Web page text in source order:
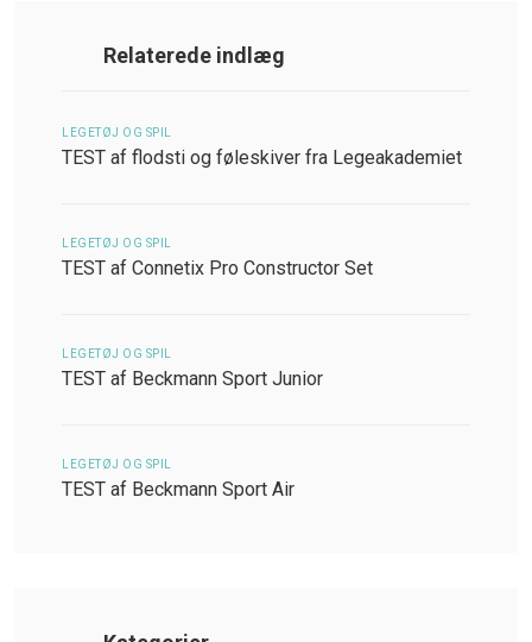
Relaterede indlæg
LEGETØJ OG SPIL
TEST af flodsti og føleskiver fra Legeakademiet
LEGETØJ OG SPIL
TEST af Connetix Pro Constructor Set
LEGETØJ OG SPIL
TEST af Beckmann Sport Junior
LEGETØJ OG SPIL
TEST af Beckmann Sport Air